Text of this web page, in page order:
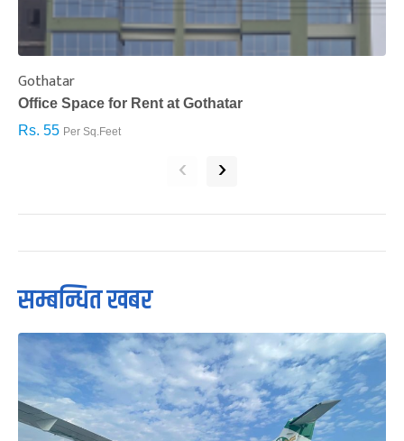
Gothatar
Office Space for Rent at Gothatar
Rs. 55 Per Sq.Feet
‹ ›
सम्बन्धित खबर